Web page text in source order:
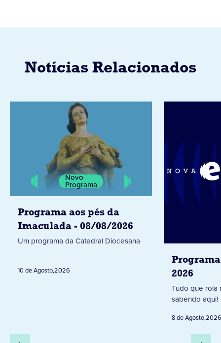
Notícias Relacionados
Novo
Programa
Programa aos pés da
Imaculada - 08/08/2026
Um programa da Catedral Diocesana
10 de Agosto,2026
Programa
2026
Tudo que rola
sabendo aqui!
8 de Agosto,2026